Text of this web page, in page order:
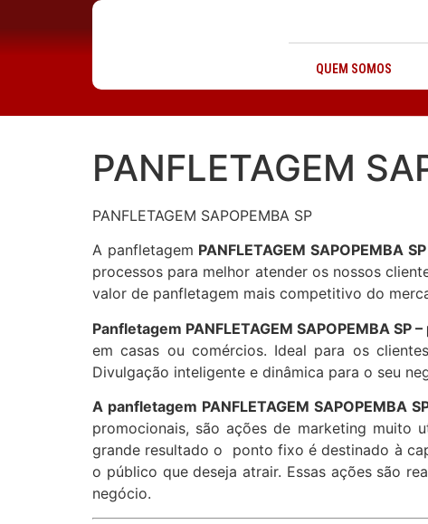
QUEM SOMOS
PANFLETAGEM
PANFLETAGEM SAPOPEMBA SP
A panfletagem PANFLETAGEM SAPOPEMBA SP
processos para melhor atender os nossos
valor de panfletagem mais competitivo do
Panfletagem PANFLETAGEM SAPOPEMBA SP
em casas ou comércios. Ideal para os
Divulgação inteligente e dinâmica para o seu
A panfletagem PANFLETAGEM SAPOPEMBA
promocionais, são ações de marketing muito
grande resultado o ponto fixo é destinado à
o público que deseja atrair. Essas ações são
negócio.